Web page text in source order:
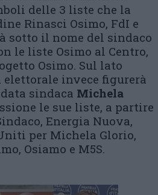
delle 3 liste che la
Rinasci Osimo, FdI e
sotto il nome del sindaco
le liste Osimo al Centro,
Osimo. Sul lato
elettorale invece figurerà
sindaca Michela
le sue liste, a partire
Energia Nuova,
per Michela Glorio,
Osiamo e M5S.